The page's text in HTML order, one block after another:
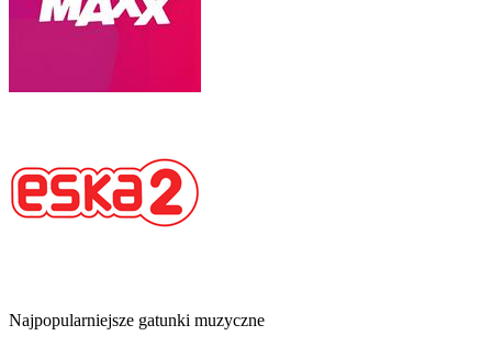
Najpopularniejsze gatunki muzyczne